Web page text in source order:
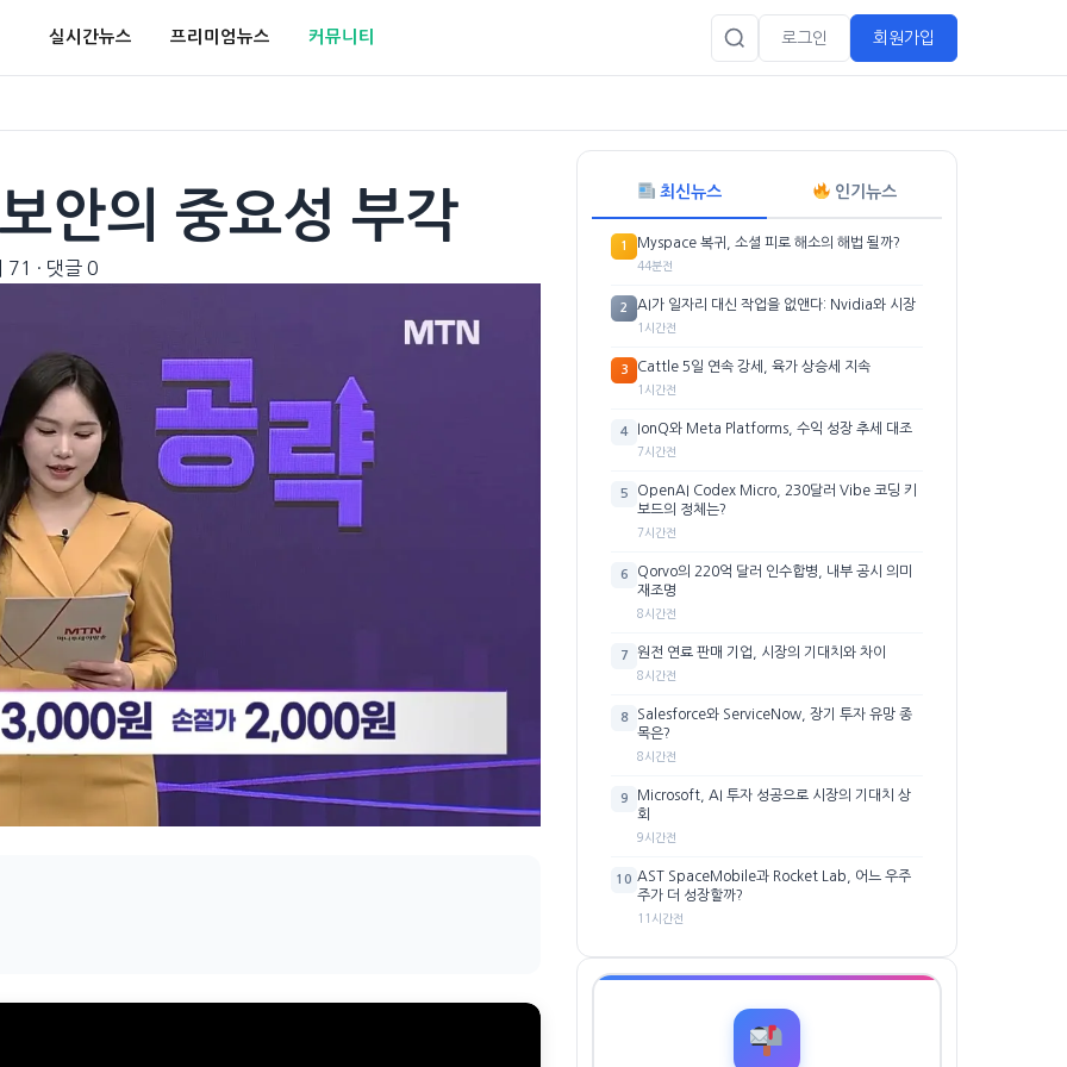
실시간뉴스 프리미엄뉴스 커뮤니티 로그인 회원가입
안의 중요성 부각
71 · 댓글 0
최신뉴스 인기뉴스
1 Myspace 복귀, 소셜 피로 해소의 해법 될까?
44분전
2 AI가 일자리 대신 작업을 없앤다: Nvidia와 시장
1시간전
3 Cattle 5일 연속 강세, 육가 상승세 지속
1시간전
4 IonQ와 Meta Platforms, 수익 성장 추세 대조
7시간전
5
OpenAI Codex Micro, 230달러 Vibe 코딩 키
보드의 정체는?
7시간전
6
Qorvo의 220억 달러 인수합병, 내부 공시 의미
재조명
8시간전
7 원전 연료 판매 기업, 시장의 기대치와 차이
8시간전
8
Salesforce와 ServiceNow, 장기 투자 유망 종
목은?
8시간전
9
Microsoft, AI 투자 성공으로 시장의 기대치 상
회
9시간전
10 AST SpaceMobile과 Rocket Lab, 어느 우주
주가 더 성장할까?
11시간전